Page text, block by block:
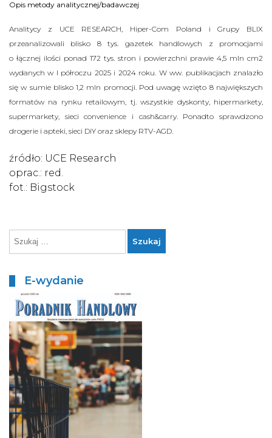
Opis metody analitycznej/badawczej
Analitycy z UCE RESEARCH, Hiper-Com Poland i Grupy BLIX
przeanalizowali blisko 8 tys. gazetek handlowych z promocjami
o łącznej ilości ponad 172 tys. stron i powierzchni prawie 4,5 mln cm2
wydanych w I półroczu 2025 i 2024 roku. W ww. publikacjach znalazło
się w sumie blisko 1,2 mln promocji. Pod uwagę wzięto 8 największych
formatów na rynku retailowym, tj. wszystkie dyskonty, hipermarkety,
supermarkety, sieci convenience i cash&carry. Ponadto sprawdzono
drogerie i apteki, sieci DiY oraz sklepy RTV-AGD.
źródło: UCE Research
oprac.: red.
fot.: Bigstock
E-wydanie